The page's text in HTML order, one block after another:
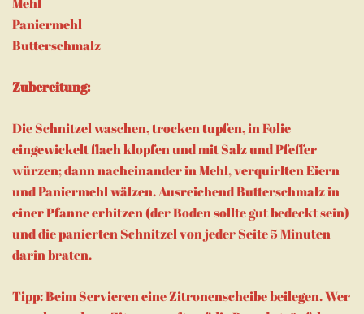
Mehl
Paniermehl
Butterschmalz
Zubereitung:
Die Schnitzel waschen, trocken tupfen, in Folie
eingewickelt flach klopfen und mit Salz und Pfeffer
würzen; dann nacheinander in Mehl, verquirlten Eiern
und Paniermehl wälzen. Ausreichend Butterschmalz in
einer Pfanne erhitzen (der Boden sollte gut bedeckt sein)
und die panierten Schnitzel von jeder Seite 5 Minuten
darin braten.
Tipp: Beim Servieren eine Zitronenscheibe beilegen. Wer